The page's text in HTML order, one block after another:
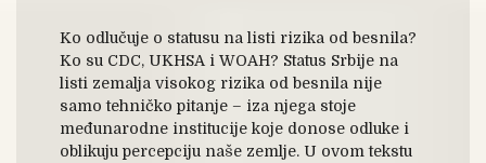
Ko odlučuje o statusu na listi rizika od besnila?
Ko su CDC, UKHSA i WOAH? Status Srbije na
listi zemalja visokog rizika od besnila nije
samo tehničko pitanje – iza njega stoje
međunarodne institucije koje donose odluke i
oblikuju percepciju naše zemlje. U ovom tekstu